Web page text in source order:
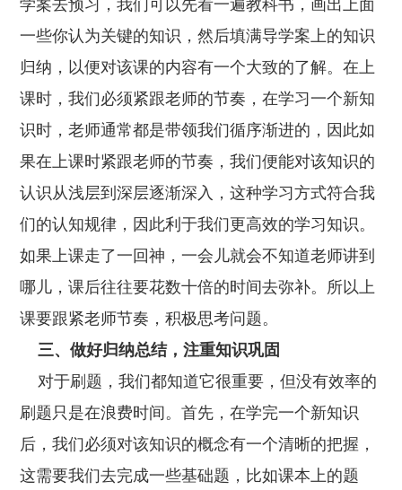
学案去预习，我们可以先看一遍教科书，画出上面
一些你认为关键的知识，然后填满导学案上的知识
归纳，以便对该课的内容有一个大致的了解。在上
课时，我们必须紧跟老师的节奏，在学习一个新知
识时，老师通常都是带领我们循序渐进的，因此如
果在上课时紧跟老师的节奏，我们便能对该知识的
认识从浅层到深层逐渐深入，这种学习方式符合我
们的认知规律，因此利于我们更高效的学习知识。
如果上课走了一回神，一会儿就会不知道老师讲到
哪儿，课后往往要花数十倍的时间去弥补。所以上
课要跟紧老师节奏，积极思考问题。
三、做好归纳总结，注重知识巩固
对于刷题，我们都知道它很重要，但没有效率的
刷题只是在浪费时间。首先，在学完一个新知识
后，我们必须对该知识的概念有一个清晰的把握，
这需要我们去完成一些基础题，比如课本上的题